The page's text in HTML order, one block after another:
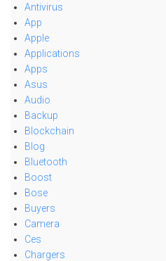
Antivirus
App
Apple
Applications
Apps
Asus
Audio
Backup
Blockchain
Blog
Bluetooth
Boost
Bose
Buyers
Camera
Ces
Chargers